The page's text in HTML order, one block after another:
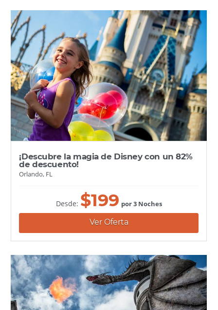
¡Descubre la magia de Disney con un 82%
de descuento!
Orlando, FL
Desde: $199 por 3 Noches
Ver Oferta